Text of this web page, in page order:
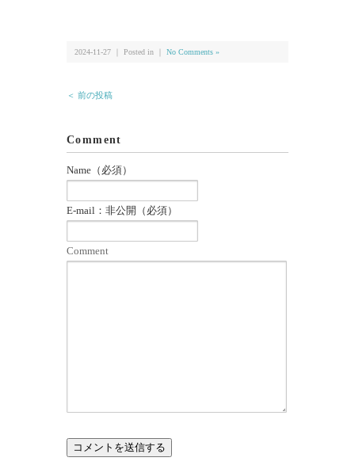
2024-11-27 ｜ Posted in ｜ No Comments »
＜ 前の投稿
Comment
Name（必須）
E-mail：非公開（必須）
Comment